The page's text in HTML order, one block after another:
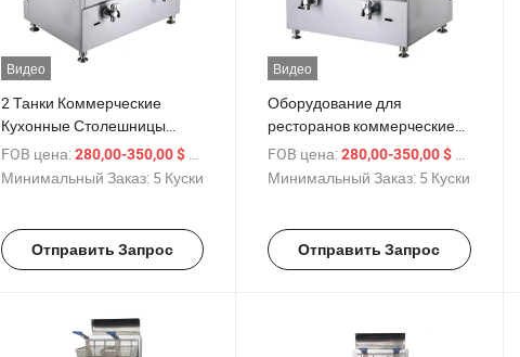
Видео
2 Танки Коммерческие
Кухонные Столешницы
Газовые Фритюрницы
FOB цена:280,00-350,00 $ / шт.
Минимальный Заказ: 5 Куски
Отправить Запрос
Видео
Оборудование для
ресторанов коммерческие
газовые фритюрницы
FOB цена: 280,00-350,00 $ / шт.
Минимальный Заказ: 5 Куски
Отправить Запрос